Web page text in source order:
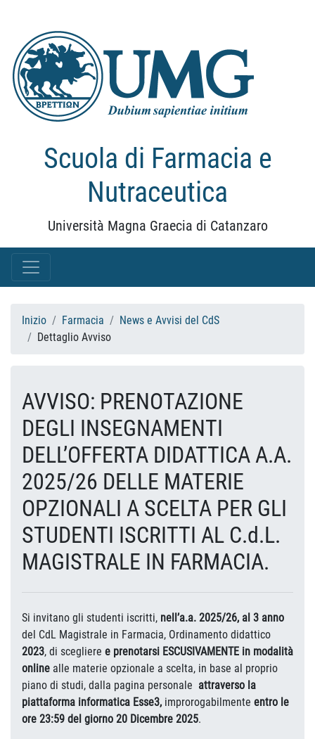
Scuola di Farmacia e
Nutraceutica
Università Magna Graecia di Catanzaro
Inizio Farmacia
News e Avvisi del CdS
Dettaglio Avviso
AVVISO: PRENOTAZIONE
DEGLI INSEGNAMENTI
DELL’OFFERTA DIDATTICA A.A.
2025/26 DELLE MATERIE
OPZIONALI A SCELTA PER GLI
STUDENTI ISCRITTI AL C.d.L.
MAGISTRALE IN FARMACIA.
Si invitano gli studenti iscritti, nell’a.a. 2025/26, al 3 anno
del CdL Magistrale in Farmacia, Ordinamento didattico
2023, di scegliere e prenotarsi ESCUSIVAMENTE in modalità
online alle materie opzionale a scelta, in base al proprio
piano di studi, dalla pagina personale attraverso la
piattaforma informatica Esse3, improrogabilmente entro le
ore 23:59 del giorno 20 Dicembre 2025.